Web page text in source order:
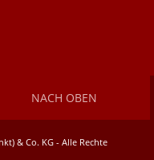
NACH OBEN
& Co. KG - Alle Rechte